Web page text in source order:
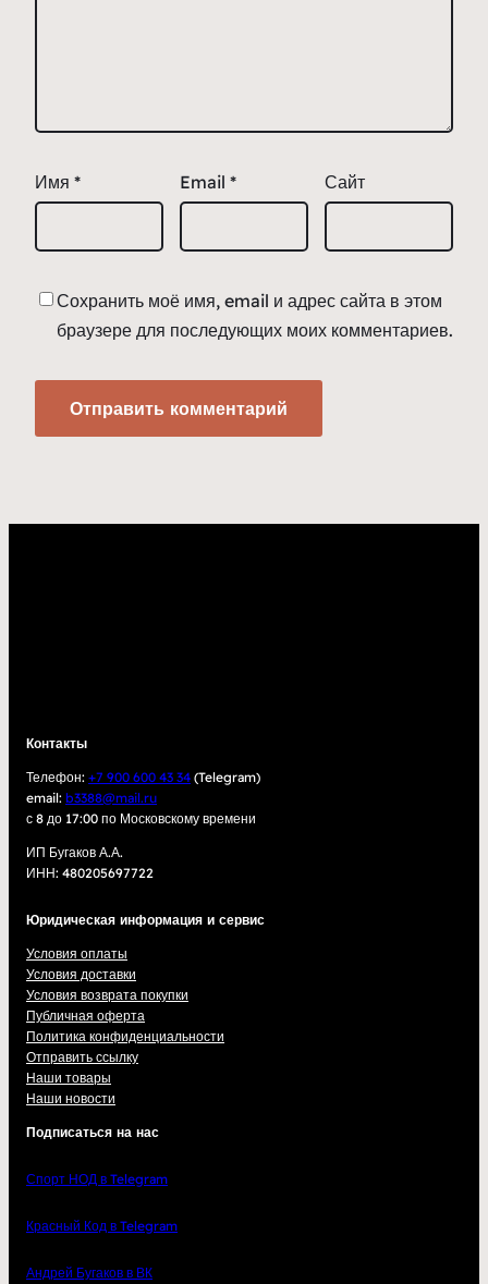
Имя * Email * Сайт
Сохранить моё имя, email и адрес сайта в этом
браузере для последующих моих комментариев.
Контакты
Телефон: +7 900 600 43 34 (Telegram)
email: b3388@mail.ru
с 8 до 17:00 по Московскому времени
ИП Бугаков А.А.
ИНН: 480205697722
Юридическая информация и сервис
Условия оплаты
Условия доставки
Условия возврата покупки
Публичная оферта
Политика конфиденциальности
Отправить ссылку
Наши товары
Наши новости
Подписаться на нас
Спорт НОД в Telegram
Красный Код в Telegram
Андрей Бугаков в ВК